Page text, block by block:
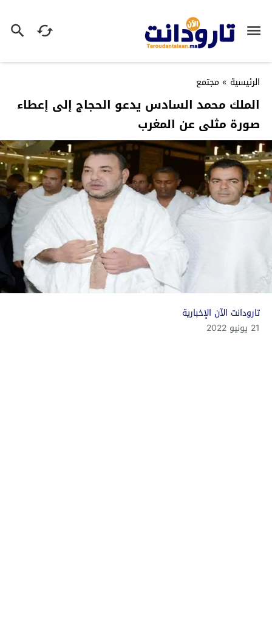
الرئيسية » مجتمع
الملك محمد السادس يدعو الحجاج إلى إعطاء
صورة مثلى عن المغرب
تارودانت الآن الإخبارية
21 يونيو 2022